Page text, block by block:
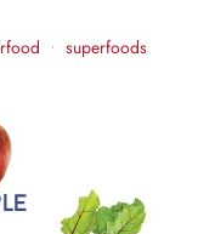
• superfoods